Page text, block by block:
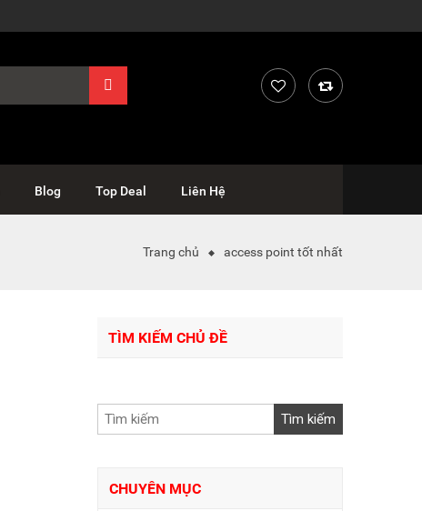
Blog Top Deal Liên Hệ
Trang chủ access point tốt nhất
TÌM KIẾM CHỦ ĐỀ
kiếm:
CHUYÊN MỤC